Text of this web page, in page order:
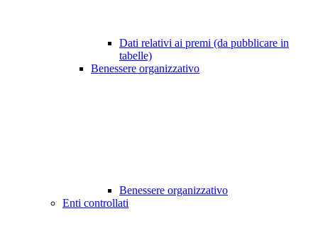
Dati relativi ai premi (da pubblicare in
tabelle)
Benessere organizzativo
Benessere organizzativo
Enti controllati